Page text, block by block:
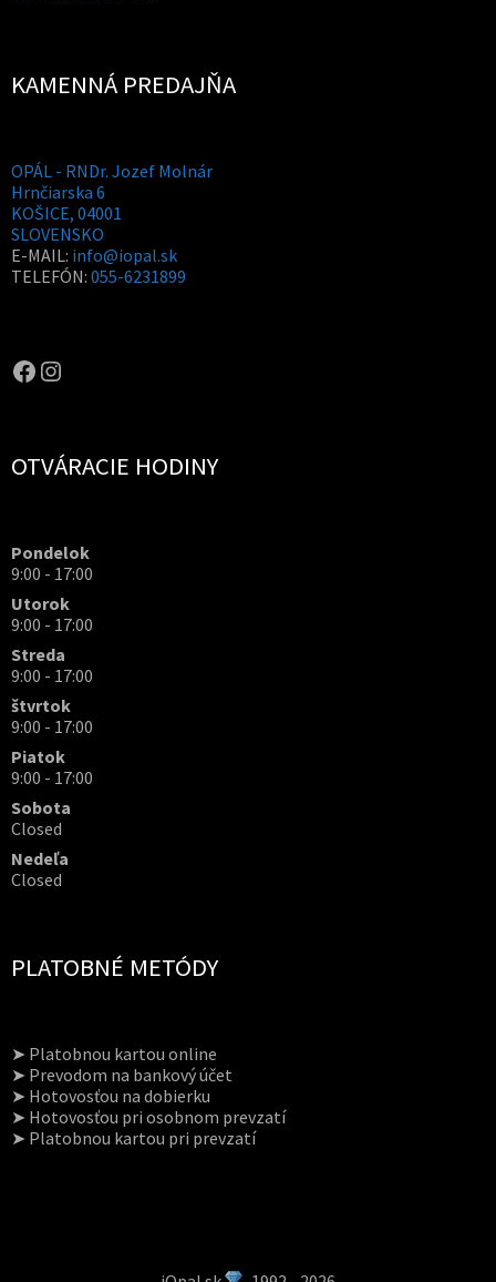
KAMENNÁ PREDAJŇA
OPÁL - RNDr. Jozef Molnár
Hrnčiarska 6
KOŠICE, 04001
SLOVENSKO
E-MAIL: info@iopal.sk
TELEFÓN: 055-6231899
OPAL.drahokamy
opal.drahokamy
OTVÁRACIE HODINY
Pondelok
9:00 - 17:00
Utorok
9:00 - 17:00
Streda
9:00 - 17:00
štvrtok
9:00 - 17:00
Piatok
9:00 - 17:00
Sobota
Closed
Nedeľa
Closed
PLATOBNÉ METÓDY
➤ Platobnou kartou online
➤ Prevodom na bankový účet
➤ Hotovosťou na dobierku
➤ Hotovosťou pri osobnom prevzatí
➤ Platobnou kartou pri prevzatí